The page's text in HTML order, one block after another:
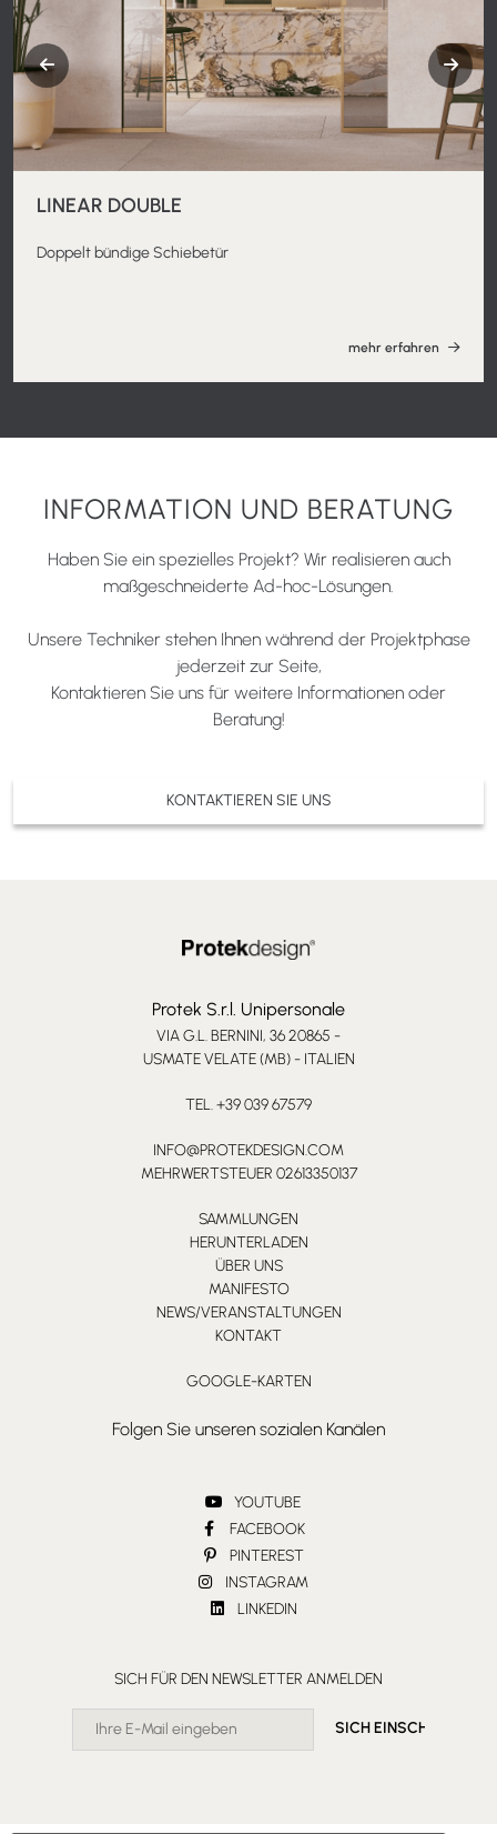
LINEAR DOUBLE
Doppelt bündige Schiebetür
mehr erfahren
INFORMATION UND BERATUNG
Haben Sie ein spezielles Projekt? Wir realisieren auch
maßgeschneiderte Ad-hoc-Lösungen.
Unsere Techniker stehen Ihnen während der Projektphase
jederzeit zur Seite,
Kontaktieren Sie uns für weitere Informationen oder
Beratung!
KONTAKTIEREN SIE UNS
Protek S.r.l. Unipersonale
VIA G.L. BERNINI, 36 20865 -
USMATE VELATE (MB) - ITALIEN
TEL. +39 039 67579
INFO@PROTEKDESIGN.COM
MEHRWERTSTEUER 02613350137
SAMMLUNGEN
HERUNTERLADEN
ÜBER UNS
MANIFESTO
NEWS/VERANSTALTUNGEN
KONTAKT
GOOGLE-KARTEN
Folgen Sie unseren sozialen Kanälen
YOUTUBE
FACEBOOK
PINTEREST
INSTAGRAM
LINKEDIN
SICH FÜR DEN NEWSLETTER ANMELDEN